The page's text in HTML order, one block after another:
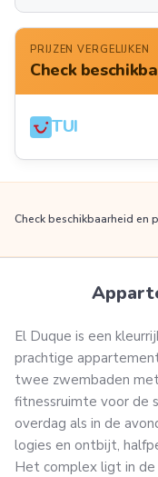
PRIJZEN VERGELIJKEN
Check
TUI
Check beschikbaarheid en
El Duque is een
prachtige
twee zwembaden
fitnessruimte voor de
overdag als in de
logies en ontbijt,
Het complex ligt in